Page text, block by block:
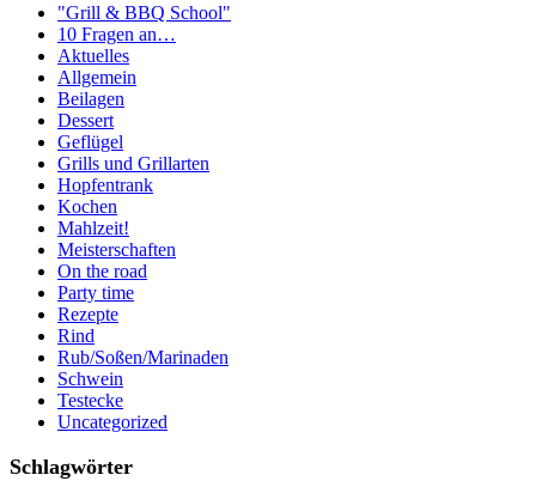
"Grill & BBQ School"
10 Fragen an…
Aktuelles
Allgemein
Beilagen
Dessert
Geflügel
Grills und Grillarten
Hopfentrank
Kochen
Mahlzeit!
Meisterschaften
On the road
Party time
Rezepte
Rind
Rub/Soßen/Marinaden
Schwein
Testecke
Uncategorized
Schlagwörter